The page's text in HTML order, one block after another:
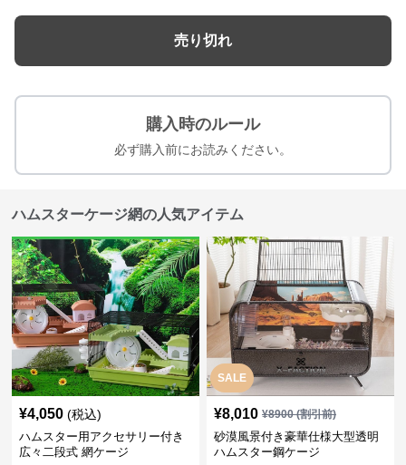
売り切れ
購入時のルール
必ず購入前にお読みください。
ハムスターケージ網の人気アイテム
¥4,050 (税込)
ハムスター用アクセサリー付き
広々二段式 網ケージ
SALE
¥8,010 ¥8900(割引前)
砂漠風景付き豪華仕様大型透明
ハムスター鋼ケージ